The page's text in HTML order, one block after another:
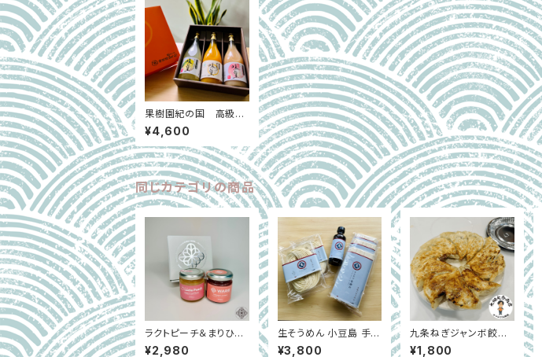
果樹園紀の国 高級フ
ルーツジュース味皇3本
セット（みかん、もも、ゆ
ず）｜和歌山県有田郡
¥4,600
同じカテゴリの商品
ラクトピーチ＆まりひめ
コンフィチュールセット
¥2,980
生そうめん 小豆島 手延
べ食べ比べセット｜生
¥3,800
九条ねぎジャンボ餃子
（冷凍）｜手包み餃子 1
¥1,800